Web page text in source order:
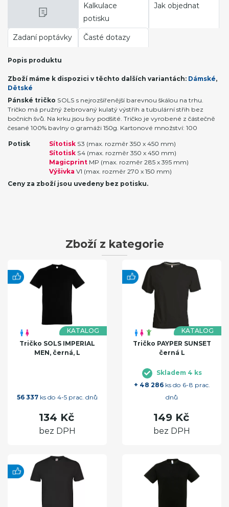
Kalkulace
potisku
Jak objednat
Zadaní poptávky Časté dotazy
Popis produktu
Zboží máme k dispozici v těchto dalších variantách: Dámské,
Dětské
Pánské tričko SOLS s nejrozšířenější barevnou škálou na trhu.
Tričko má pružný žebrovaný kulatý výstřih a tubulární střih bez
bočních švů. Na krku jsou švy podšité. Tričko je vyrobené z částečně
česané 100% bavlny o gramáži 150g. Kartonové množství: 100
Potisk Sítotisk S3 (max. rozměr 350 x 450 mm)
Sítotisk S4 (max. rozměr 350 x 450 mm)
Magicprint MP (max. rozměr 285 x 395 mm)
Výšivka V1 (max. rozměr 270 x 150 mm)
Ceny za zboží jsou uvedeny bez potisku.
Zboží z kategorie
KATALOG
Tričko SOLS IMPERIAL
MEN, černá, L
56 337 ks do 4-5 prac. dnů
134 Kč
bez DPH
KATALOG
Tričko PAYPER SUNSET
černá L
Skladem 4 ks
+ 48 286ks do 6-8 prac.
dnů
149 Kč
bez DPH